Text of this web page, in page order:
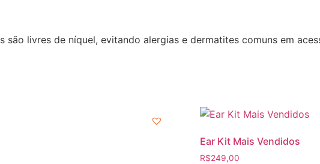
são livres de níquel, evitando alergias e dermatites comuns em
Ear Kit Mais Vendidos
R$249,00